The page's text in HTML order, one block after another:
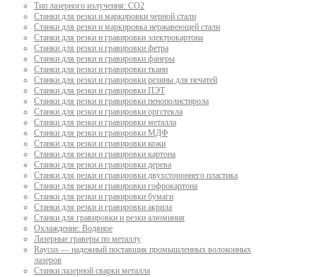
Тип лазерного излучения: СО2
Станки для резки и маркировки черной стали
Станки для резки и маркировка нержавеющей стали
Станки для резки и гравировки электрокартона
Станки для резки и гравировки фетра
Станки для резки и гравировки фанеры
Станки для резки и гравировки ткани
Станки для резки и гравировки резины для печатей
Станки для резки и гравировки ПЭТ
Станки для резки и гравировки пенополистирола
Станки для резки и гравировки оргстекла
Станки для резки и гравировки металла
Станки для резки и гравировки МДФ
Станки для резки и гравировки кожи
Станки для резки и гравировки картона
Станки для резки и гравировки дерева
Станки для резки и гравировки двухстороннего пластика
Станки для резки и гравировки гофрокартона
Станки для резки и гравировки бумаги
Станки для резки и гравировки акрила
Станки для гравировки и резки алюминия
Охлаждение: Водяное
Лазерные граверы по металлу
Raycus — надежный поставщик промышленных волоконных
лазеров
Cтанки лазерной сварки металла